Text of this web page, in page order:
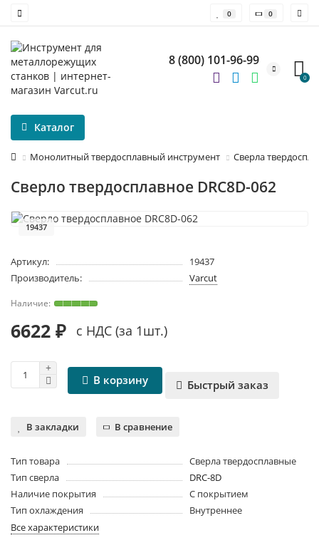
0 0
8 (800) 101-96-99
0
Каталог
Монолитный твердосплавный инструмент Сверла
Сверло твердосплавное DRC8D-062
19437
Артикул:
19437
Производитель:
Varcut
6622 ₽ с НДС (за 1шт.)
В корзину Быстрый заказ
В закладки В сравнение
Тип товара
Сверла твердосплавные
Тип сверла
DRC-8D
Наличие покрытия
С покрытием
Тип охлаждения
Внутреннее
Все характеристики